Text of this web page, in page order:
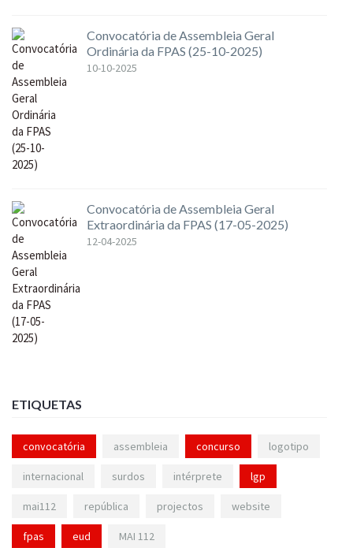
Convocatória de Assembleia Geral
Ordinária da FPAS (25-10-2025)
10-10-2025
Convocatória de Assembleia Geral
Extraordinária da FPAS (17-05-2025)
12-04-2025
ETIQUETAS
convocatória assembleia concurso logotipo
internacional surdos intérprete lgp
mai112 república projectos website
fpas eud MAI 112